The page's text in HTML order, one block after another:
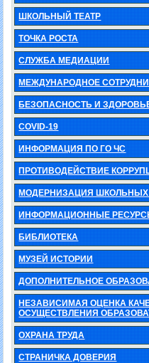
ШКОЛЬНЫЙ ТЕАТР
ТОЧКА РОСТА
СЛУЖБА МЕДИАЦИИ
МЕЖДУНАРОДНОЕ
БЕЗОПАСНОСТЬ И
COVID-19
ИНФОРМАЦИЯ ПО ГО ЧС
ПРОТИВОДЕЙСТВИЕ
МОДЕРНИЗАЦИЯ
ИНФОРМАЦИОННЫЕ
БИБЛИОТЕКА
МУЗЕЙ ИСТОРИИ
ДОПОЛНИТЕЛЬНОЕ
НЕЗАВИСИМАЯ ОЦЕНКА
ОСУЩЕСТВЛЕНИЯ
ОХРАНА ТРУДА
СТРАНИЧКА ДОВЕРИЯ